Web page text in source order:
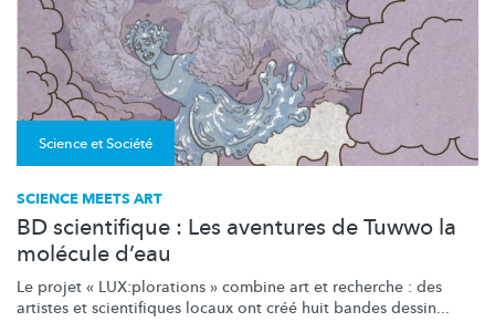
Science et Société
SCIENCE MEETS ART
BD scientifique : Les aventures de Tuwwo la
molécule d’eau
Le projet « LUX:plorations » combine art et recherche : des
artistes et scientifiques locaux ont créé huit bandes dessin...